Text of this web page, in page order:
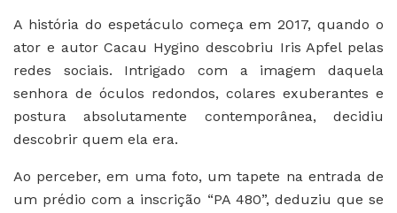
A história do espetáculo começa em 2017, quando o
ator e autor Cacau Hygino descobriu Iris Apfel pelas
redes sociais. Intrigado com a imagem daquela
senhora de óculos redondos, colares exuberantes e
postura absolutamente contemporânea, decidiu
descobrir quem ela era.
Ao perceber, em uma foto, um tapete na entrada de
um prédio com a inscrição “PA 480”, deduziu que se